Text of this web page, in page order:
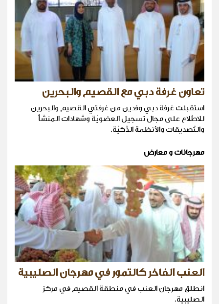
تعاون غرفة دبي مع القصيم والبحرين
استقبلت غرفة دبي وفدين من غرفتي القصيم والبحرين
للاطّلاع على مجال تسجيل العضويّة وشهادات المنشأ
والتّصديقات والأنظمة الذّكيّة.
مهرجانات و معارض
العنب الفاخر كالتمور في مهرجان الصليبية
انطلق مهرجان العنب في منطقة القصيم في مركز
الصليبية.